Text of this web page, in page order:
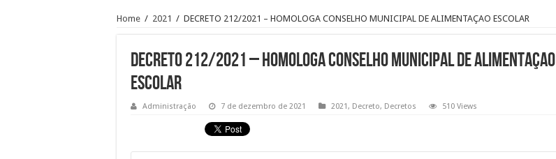
Home / 2021 / DECRETO 212/2021 – HOMOLOGA CONSELHO MUNICIPAL DE ALIMENTAÇAO ESCOLAR
DECRETO 212/2021 – HOMOLOGA CONSELHO MUNICIPAL DE ALIMENTAÇAO
ESCOLAR
Administração 7 de dezembro de 2021 2021, Decreto, Decretos 510 Views